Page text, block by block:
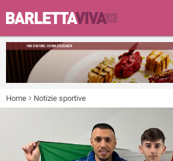
Home Notizie sportive